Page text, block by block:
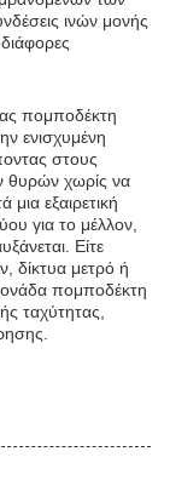
ινών μονής
πομποδέκτη
ενισχυμένη
στους
θυρών χωρίς να
εξαιρετική
για το μέλλον,
Είτε
δίκτυα μετρό ή
πομποδέκτη
ταχύτητας,